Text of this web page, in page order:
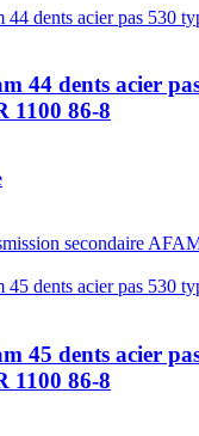
44 dents acier
1100 86-8
secondaire
45 dents acier
1100 86-8